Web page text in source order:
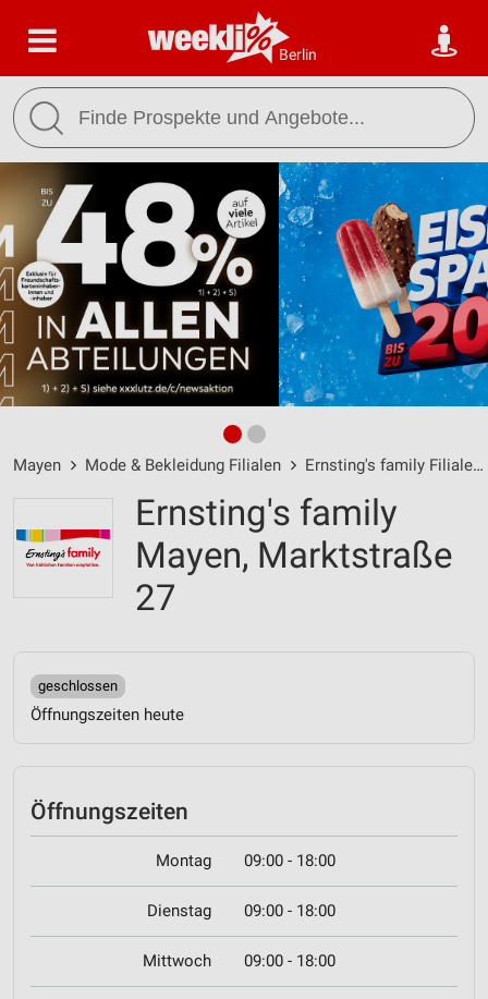
Berlin
Mayen Mode & Bekleidung Filialen Ernsting's family Filialen
Ernsting's family
Mayen, Marktstraße
27
geschlossen
Öffnungszeiten heute
Öffnungszeiten
Montag 09:00 - 18:00
Dienstag 09:00 - 18:00
Mittwoch 09:00 - 18:00